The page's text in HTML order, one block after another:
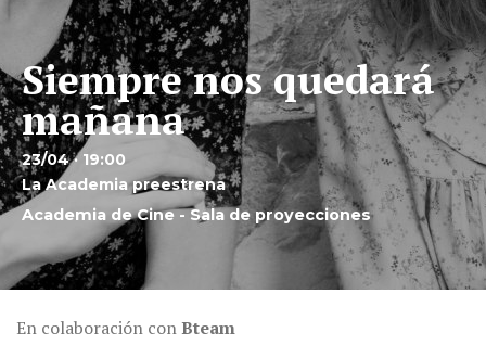
Siempre nos quedará
mañana
23/04 · 19:00
La Academia preestrena
Academia de Cine - Sala de proyecciones
En colaboración conBteam